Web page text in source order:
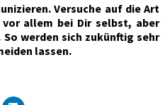
Versuche auf die Art
allem bei Dir selbst, aber
So werden sich zukünftig sehr
lassen.